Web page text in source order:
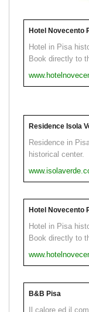
Hotel Novecento
Hotel in Pisa
Book directly to
Residence Isola
Residence in
historical center.
Hotel Novecento
Hotel in Pisa
Book directly to
B&B Pisa
Il calore ed il